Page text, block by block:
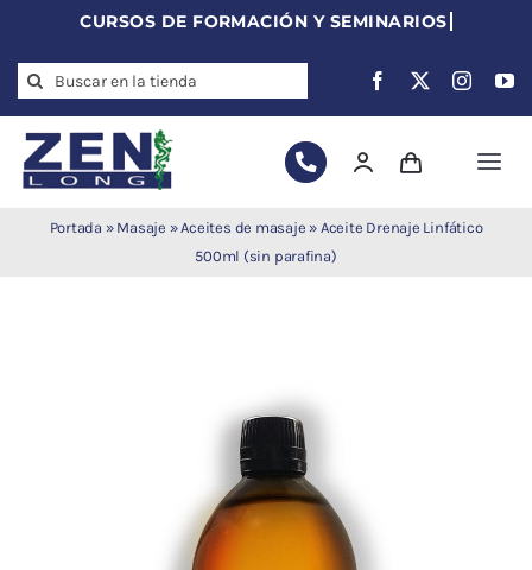
content
Search
for:
Portada » Masaje »Aceites de masaje » Aceite Drenaje Linfático
500ml (sin parafina)